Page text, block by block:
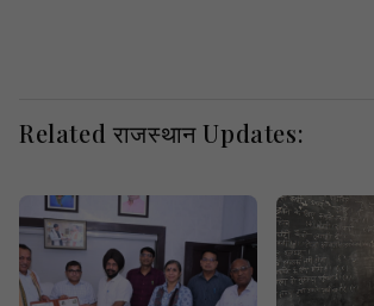
Related राजस्थान Updates: